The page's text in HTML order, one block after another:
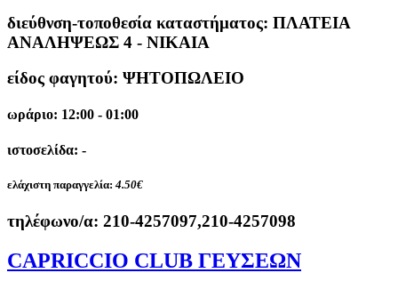
διεύθνση-τοποθεσία καταστήματος: ΠΛΑΤΕΙΑ
ΑΝΑΛΗΨΕΩΣ 4 - ΝΙΚΑΙΑ
είδος φαγητού: ΨΗΤΟΠΩΛΕΙΟ
ωράριο: 12:00 - 01:00
ιστοσελίδα: -
ελάχιστη παραγγελία: 4.50€
τηλέφωνο/α: 210-4257097,210-4257098
CAPRICCIO CLUB ΓΕΥΣΕΩΝ